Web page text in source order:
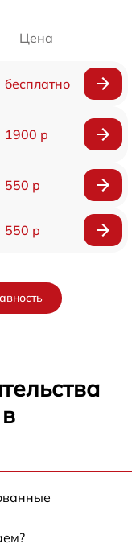
Цена
бесплатно
1900 р
550 р
550 р